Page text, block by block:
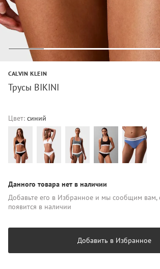
CALVIN KLEIN
Трусы BIKINI
Цвет: синий
Данного товара нет в наличии
Добавьте его в Избранное и мы сообщим вам,
появится в наличии
Добавить в Избранное